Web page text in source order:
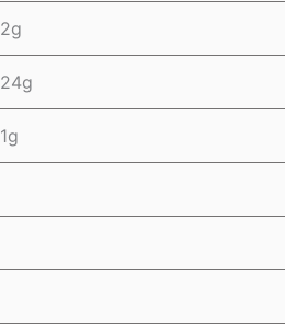
2g
24g
1g